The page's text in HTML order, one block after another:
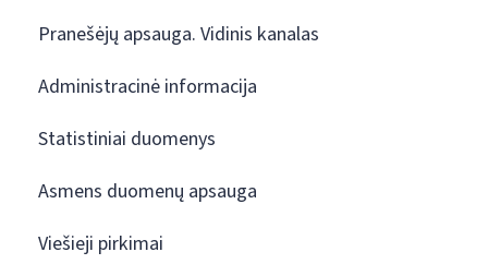
Pranešėjų apsauga. Vidinis kanalas
Administracinė informacija
Statistiniai duomenys
Asmens duomenų apsauga
Viešieji pirkimai